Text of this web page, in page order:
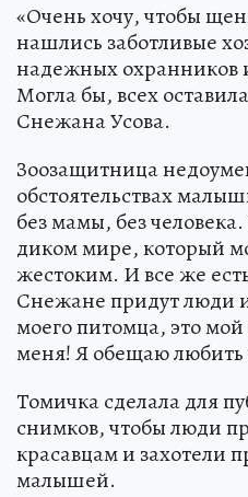
«Очень хочу, чтобы
нашлись заботливые
надежных охранников
Могла бы, всех
Снежана Усова.
Зоозащитница
обстоятельствах
без мамы, без
диком мире, который
жестоким. И все же
Снежане придут люди
моего питомца, это
меня! Я обещаю любить
Томичка сделала для
снимков, чтобы люди
красавцам и захотели
малышей.